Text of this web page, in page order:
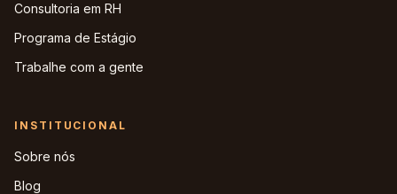
Consultoria em RH
Programa de Estágio
Trabalhe com a gente
INSTITUCIONAL
Sobre nós
Blog